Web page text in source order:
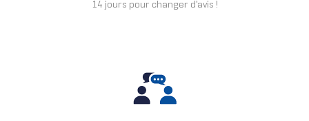
14 jours pour changer d'avis !